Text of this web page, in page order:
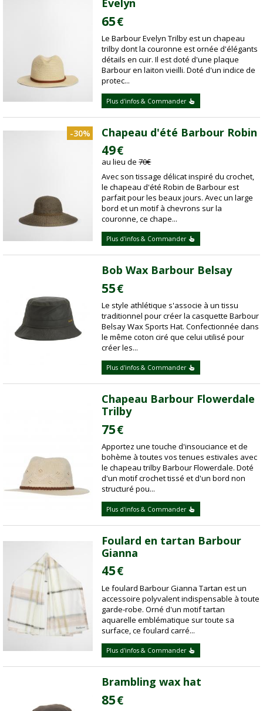
Evelyn
65€
Le Barbour Evelyn Trilby est un chapeau
trilby dont la couronne est ornée d'élégants
détails en cuir. Il est doté d'une plaque
Barbour en laiton vieilli. Doté d'un indice de
protec...
Plus d'infos & Commander
-30% Chapeau d'été Barbour Robin
49€
au lieu de70€
Avec son tissage délicat inspiré du crochet,
le chapeau d'été Robin de Barbour est
parfait pour les beaux jours. Avec un large
bord et un motif à chevrons sur la
couronne, ce chape...
Plus d'infos & Commander
Bob Wax Barbour Belsay
55€
Le style athlétique s'associe à un tissu
traditionnel pour créer la casquette Barbour
Belsay Wax Sports Hat. Confectionnée dans
le même coton ciré que celui utilisé pour
créer les...
Plus d'infos & Commander
Chapeau Barbour Flowerdale
Trilby
75€
Apportez une touche d'insouciance et de
bohème à toutes vos tenues estivales avec
le chapeau trilby Barbour Flowerdale. Doté
d'un motif crochet tissé et d'un bord non
structuré pou...
Plus d'infos & Commander
Foulard en tartan Barbour
Gianna
45€
Le foulard Barbour Gianna Tartan est un
accessoire polyvalent indispensable à toute
garde-robe. Orné d'un motif tartan
aquarelle emblématique sur toute sa
surface, ce foulard carré...
Plus d'infos & Commander
Brambling wax hat
85€